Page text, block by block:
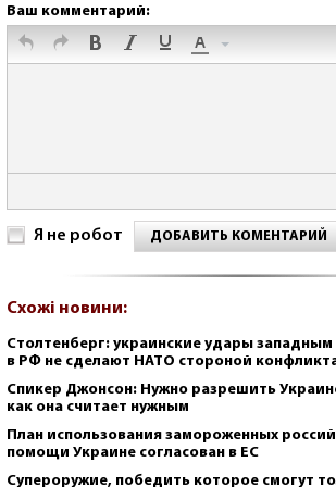
Ваш комментарий:
Я не робот ДОБАВИТЬ КОМЕНТАРИЙ
Схожі новини:
Столтенберг: украинские удары
в РФ не сделают НАТО стороной
Спикер Джонсон: Нужно разрешить
как она считает нужным
План использования замороженных
помощи Украине согласован в ЕС
Супероружие, победить которое смогут